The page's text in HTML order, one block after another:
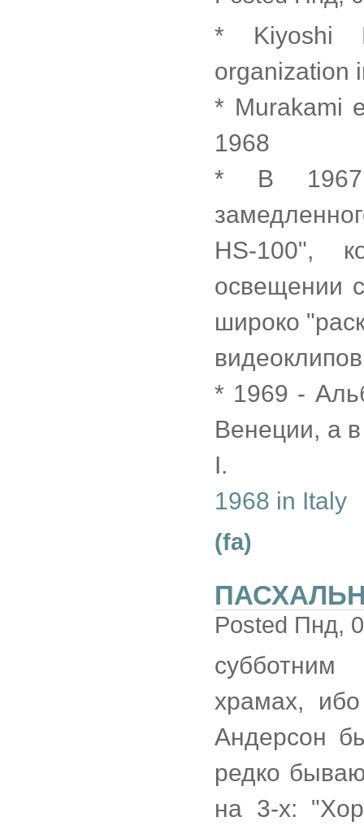
* Kiyoshi
organization
* Murakami
1968
* В 1967
HS-100",
освещении
широко
* 1969 -
Венеции, а
I.
1968 in Italy
(fa)
Posted Пнд,
храмах,
Андерсон
редко
на 3-х: